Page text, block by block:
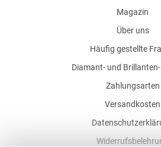
Magazin
Über uns
Häufig gestellte
Diamant- und
Zahlungsarten
Versandkosten